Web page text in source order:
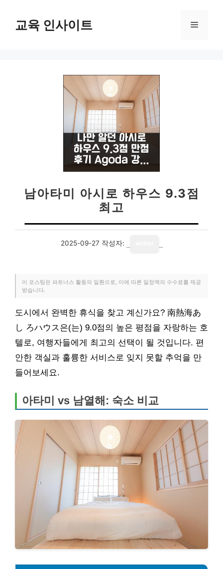
교육 인사이트 메
남아타미 아시로 하우스 9.3점
최고
2025-09-27 작성자:
이 포스팅은 파트너스 활동의 일환으로, 이에 따른 일정액의 수수료를 제공
받습니다.
도시에서 완벽한 휴식을 찾고 계신가요? 南熱海あ
し ろハウス은(는) 9.0점의 높은 평점을 자랑하는 호
텔로, 여행자들에게 최고의 선택이 될 것입니다. 편
안한 객실과 훌륭한 서비스로 잊지 못할 추억을 만
들어보세요.
아타미 vs 남열해: 숙소 비교